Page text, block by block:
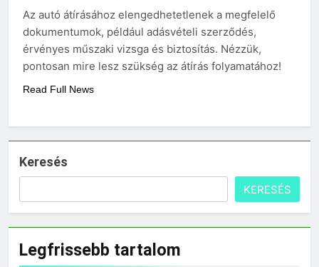
eredetiségvizsgálathoz?
3 Nap Ezelőtt
Az autó átírásához elengedhetetlenek a megfelelő
dokumentumok, például adásvételi szerződés,
érvényes műszaki vizsga és biztosítás. Nézzük,
pontosan mire lesz szükség az átírás folyamatához!
Read Full News
Keresés
KERESÉS
Legfrissebb tartalom